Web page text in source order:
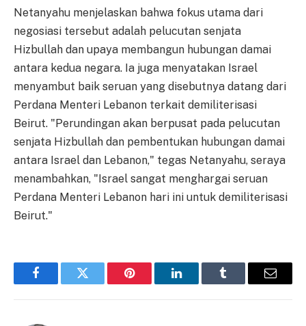
Netanyahu menjelaskan bahwa fokus utama dari
negosiasi tersebut adalah pelucutan senjata
Hizbullah dan upaya membangun hubungan damai
antara kedua negara. Ia juga menyatakan Israel
menyambut baik seruan yang disebutnya datang dari
Perdana Menteri Lebanon terkait demiliterisasi
Beirut. "Perundingan akan berpusat pada pelucutan
senjata Hizbullah dan pembentukan hubungan damai
antara Israel dan Lebanon," tegas Netanyahu, seraya
menambahkan, "Israel sangat menghargai seruan
Perdana Menteri Lebanon hari ini untuk demiliterisasi
Beirut."
FacebookTwitter Pinterest LinkedInTumblr Email